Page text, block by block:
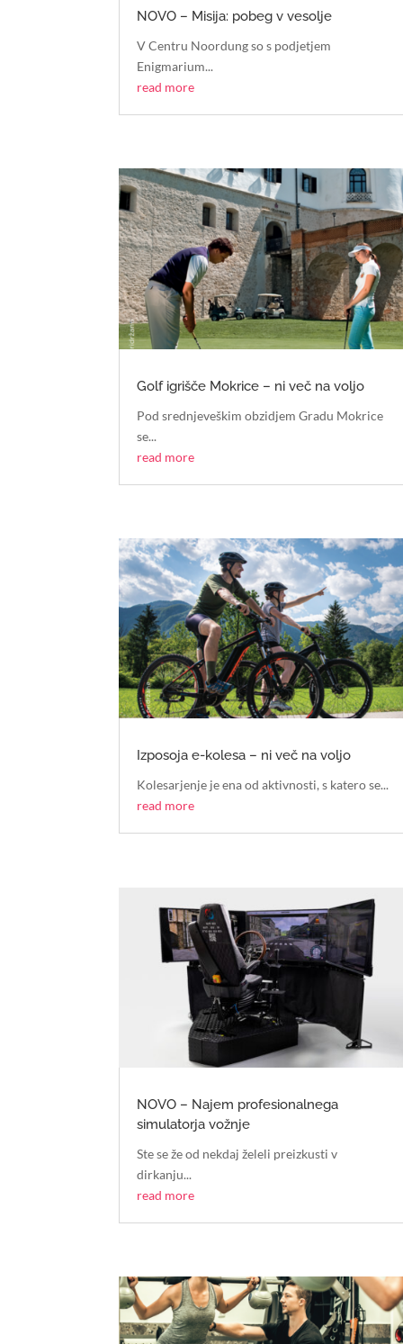
NOVO – Misija: pobeg v vesolje
V Centru Noordung so s podjetjem
Enigmarium...
read more
Golf igrišče Mokrice – ni več na voljo
Pod srednjeveškim obzidjem Gradu Mokrice
se...
read more
Izposoja e-kolesa – ni več na voljo
Kolesarjenje je ena od aktivnosti, s katero se...
read more
NOVO – Najem profesionalnega
simulatorja vožnje
Ste se že od nekdaj želeli preizkusti v
dirkanju...
read more